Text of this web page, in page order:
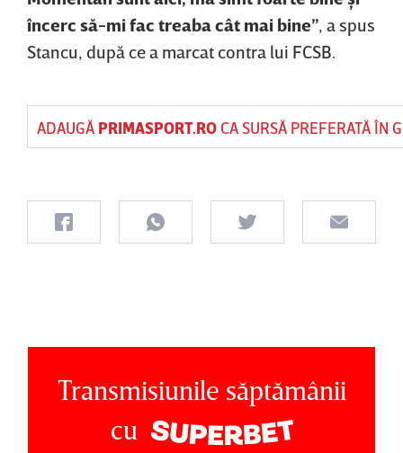
încerc să-mi fac treaba cât mai bine” , a spus
Stancu, după ce a marcat contra lui FCSB.
ADAUGĂ PRIMASPORT.ROCA SURSĂ PREFERATĂ ÎN
Transmisiunile săptămânii
cu